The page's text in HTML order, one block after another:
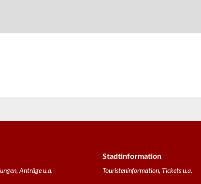
Anträge u.a.
Stadtinformation
Touristeninformation, Tickets u.a.